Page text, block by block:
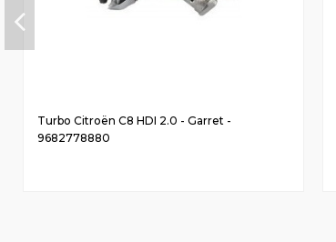
Turbo Citroën C8 HDI 2.0 - Garret -
9682778880